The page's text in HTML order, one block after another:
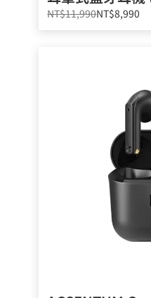
NT$11,990NT$8,990